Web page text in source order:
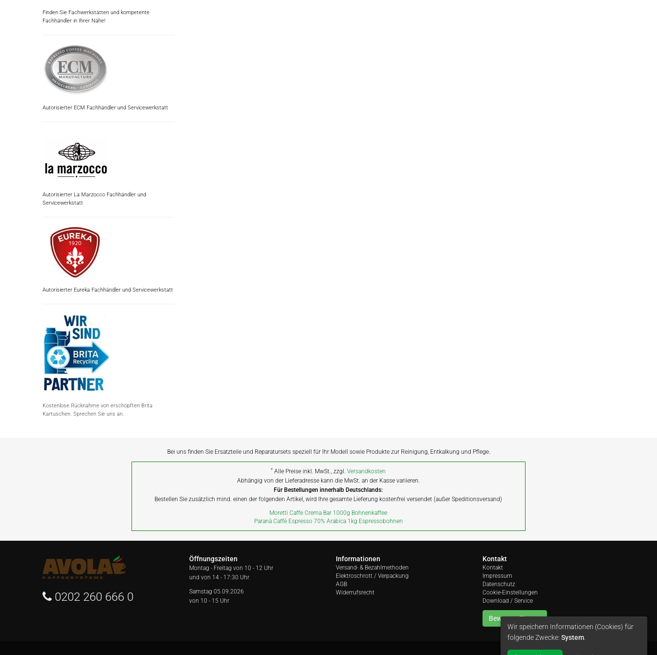
Finden Sie Fachwerkstätten und kompetente
Fachhändler in Ihrer Nähe!
Autorisierter ECM Fachhändler und Servicewerkstatt
Autorisierter La Marzocco Fachhändler und
Servicewerkstatt
Autorisierter Eureka Fachhändler und Servicewerkstatt
Kostenlose Rücknahme von erschöpften Brita
Kartuschen. Sprechen Sie uns an.
Bei uns finden Sie Ersatzteile und Reparatursets speziell für Ihr Modell sowie Produkte zur Reinigung, Entkalkung und Pflege.
* Alle Preise inkl. MwSt., zzgl.Versandkosten
Abhängig von der Lieferadresse kann die MwSt. an der Kasse variieren.
Für Bestellungen innerhalb Deutschlands:
Bestellen Sie zusätzlich mind. einen der folgenden Artikel, wird Ihre gesamte Lieferung kostenfrei versendet (außer Speditionsversand)
Moretti Caffe Crema Bar 1000g Bohnenkaffee
Paranà Caffè Espresso 70% Arabica 1kg Espressobohnen
0202 260 666 0
Öffnungszeiten
Montag - Freitag von 10 - 12 Uhr
und von 14 - 17:30 Uhr
Samstag 05.09.2026
von 10 - 15 Uhr
Informationen
Versand- & Bezahlmethoden
Elektroschrott / Verpackung
AGB
Widerrufsrecht
Kontakt
Kontakt
Impressum
Datenschutz
Cookie-Einstellungen
Download / Service
Bewerten Sie uns
Wir speichern Informationen (Cookies) für
folgende Zwecke: System